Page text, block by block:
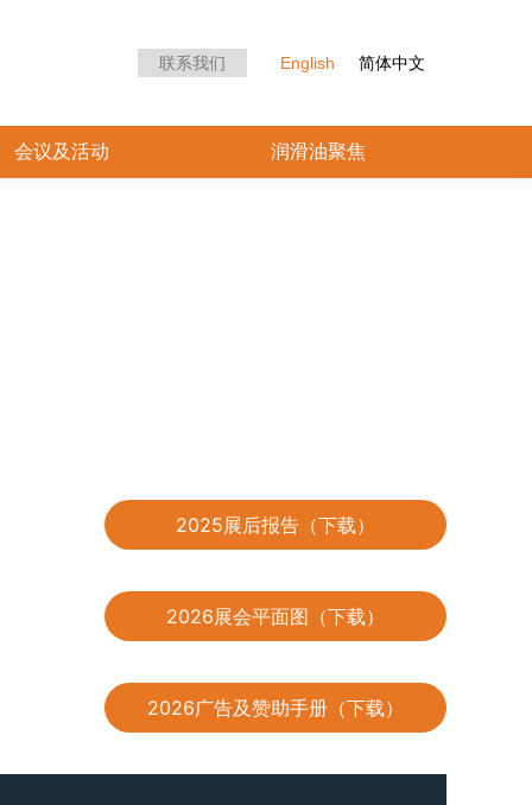
联系我们 English 简体中文
会议及活动 润滑油聚焦
2025展后报告（下载）
2026展会平面图（下载）
2026广告及赞助手册（下载）